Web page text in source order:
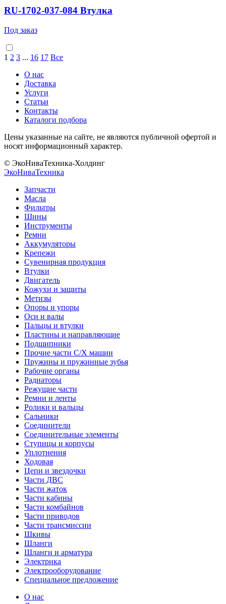
RU-1702-037-084 Втулка
Под заказ
1 2 3 ... 16 17 Все
О нас
Доставка
Услуги
Статьи
Контакты
Каталоги подбора
Цены указанные на сайте, не являются публичной офертой и
носят информационный характер.
© ЭкоНиваТехника-Холдинг
ЭкоНиваТехника
Запчасти
Масла
Фильтры
Шины
Инструменты
Ремни
Аккумуляторы
Крепежи
Сувенирная продукция
Втулки
Двигатель
Кожухи и защиты
Метизы
Опоры и упоры
Оси и валы
Пальцы и втулки
Пластины и направляющие
Подшипники
Прочие части С/Х машин
Пружины и пружинные зубья
Рабочие органы
Радиаторы
Режущие части
Ремни и ленты
Ролики и вальцы
Сальники
Соединители
Соединительные элементы
Ступицы и корпусы
Уплотнения
Ходовая
Цепи и звездочки
Части ДВС
Части жаток
Части кабины
Части комбайнов
Части приводов
Части трансмиссии
Шкивы
Шланги
Шланги и арматура
Электрика
Электрооборудование
Специальное предложение
О нас